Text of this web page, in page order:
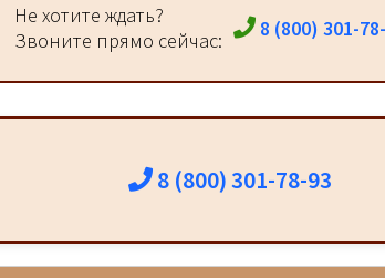
Не хотите ждать?
Звоните прямо сейчас:
8 (800) 301-
8 (800) 301-78-93